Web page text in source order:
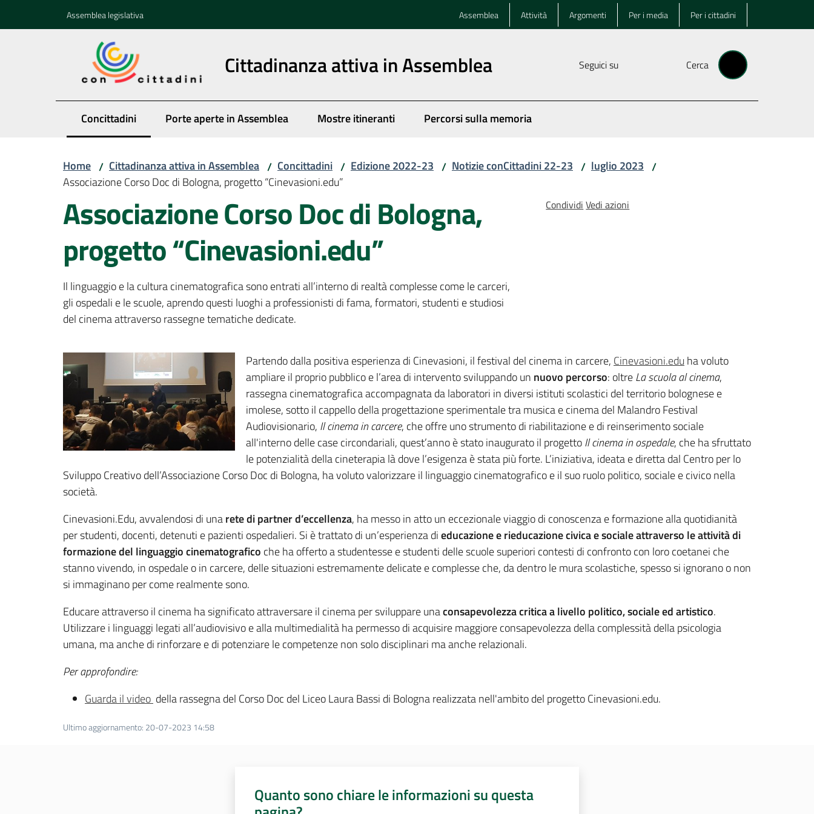
Assemblea legislativa Assemblea Attività Argomenti Per i media Per i cittadini
Cittadinanza attiva in Assemblea Seguici su Cerca
Concittadini
Menu selezionato Porte aperte in Assemblea Mostre itineranti Percorsi sulla memoria
Home / Cittadinanza attiva in Assemblea / Concittadini / Edizione 2022-23 / Notizie conCittadini 22-23 / luglio 2023 /
Associazione Corso Doc di Bologna, progetto “Cinevasioni.edu”
Associazione Corso Doc di Bologna,
progetto “Cinevasioni.edu”
Il linguaggio e la cultura cinematografica sono entrati all’interno di realtà complesse come le carceri,
gli ospedali e le scuole, aprendo questi luoghi a professionisti di fama, formatori, studenti e studiosi
del cinema attraverso rassegne tematiche dedicate.
Condividi Vedi azioni
Partendo dalla positiva esperienza di Cinevasioni, il festival del cinema in carcere, Cinevasioni.edu ha voluto
ampliare il proprio pubblico e l’area di intervento sviluppando un nuovo percorso: oltreLa scuola al cinema,
rassegna cinematografica accompagnata da laboratori in diversi istituti scolastici del territorio bolognese e
imolese, sotto il cappello della progettazione sperimentale tra musica e cinema del Malandro Festival
Audiovisionario, Il cinema in carcere, che offre uno strumento di riabilitazione e di reinserimento sociale
all'interno delle case circondariali, quest’anno è stato inaugurato il progettoIl cinema in ospedale, che ha sfruttato
le potenzialità della cineterapia là dove l’esigenza è stata più forte. L’iniziativa, ideata e diretta dal Centro per lo
Sviluppo Creativo dell’Associazione Corso Doc di Bologna, ha voluto valorizzare il linguaggio cinematografico e il suo ruolo politico, sociale e civico nella
società.
Cinevasioni.Edu, avvalendosi di unarete di partner d’eccellenza, ha messo in atto un eccezionale viaggio di conoscenza e formazione alla quotidianità
per studenti, docenti, detenuti e pazienti ospedalieri. Si è trattato di un’esperienza dieducazione e rieducazione civica e sociale attraverso le attività di
formazione del linguaggio cinematografico che ha offerto a studentesse e studenti delle scuole superiori contesti di confronto con loro coetanei che
stanno vivendo, in ospedale o in carcere, delle situazioni estremamente delicate e complesse che, da dentro le mura scolastiche, spesso si ignorano o non
si immaginano per come realmente sono.
Educare attraverso il cinema ha significato attraversare il cinema per sviluppare unaconsapevolezza critica a livello politico, sociale ed artistico.
Utilizzare i linguaggi legati all’audiovisivo e alla multimedialità ha permesso di acquisire maggiore consapevolezza della complessità della psicologia
umana, ma anche di rinforzare e di potenziare le competenze non solo disciplinari ma anche relazionali.
Per approfondire:
Guarda il video della rassegna del Corso Doc del Liceo Laura Bassi di Bologna realizzata nell'ambito del progetto Cinevasioni.edu.
Ultimo aggiornamento: 20-07-2023 14:58
Quanto sono chiare le informazioni su questa